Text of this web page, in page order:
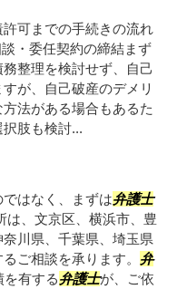
可までの手続きの流れ
・委任契約の締結まず
整理を検討せず、自己
が、自己破産のデメリ
法がある場合もあるた
肢も検討...
はなく、まずは弁護士
は、文京区、横浜市、豊
川県、千葉県、埼玉県
ご相談を承ります。 弁
有する弁護士が、ご依